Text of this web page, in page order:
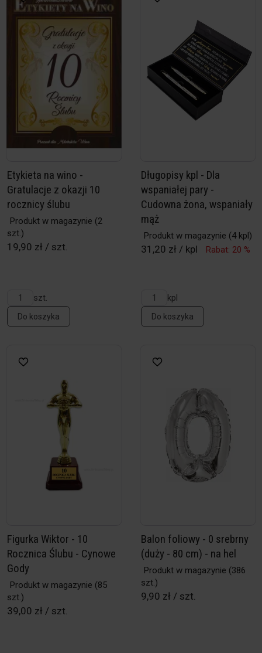
Etykieta na wino -
Gratulacje z okazji 10
rocznicy ślubu
Produkt w magazynie (2
szt.)
19,90 zł / szt.
szt.
Do koszyka
Długopisy kpl - Dla
wspaniałej pary -
Cudowna żona, wspaniały
mąż
Produkt w magazynie (4 kpl)
31,20 zł / kpl Rabat: 20 %
kpl
Do koszyka
Figurka Wiktor - 10
Rocznica Ślubu - Cynowe
Gody
Produkt w magazynie (85
szt.)
39,00 zł / szt.
Balon foliowy - 0 srebrny
(duży - 80 cm) - na hel
Produkt w magazynie (386
szt.)
9,90 zł / szt.